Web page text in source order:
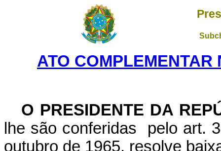
ATO COMPLEMENTAR
O PRESIDENTE DA
lhe são conferidas pelo art.
outubro de 1965, resolve